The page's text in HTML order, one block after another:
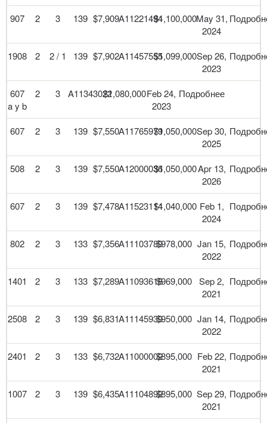
907 2 3 139 $7,909A11221494$1,100,000May 31,
2024
1908 2 2 / 1 139 $7,902A11457555$1,099,000Sep 26,
2023
607
a y b
2 3 A11343022$1,080,000Feb 24,
2023
Подробнее
607 2 3 139 $7,550A11765979$1,050,000Sep 30,
2025
508 2 3 139 $7,550A12000036$1,050,000Apr 13,
2026
607 2 3 139 $7,478A11523114$1,040,000 Feb 1,
2024
802 2 3 133 $7,356A11103789$978,000 Jan 15,
2022
1401 2 3 133 $7,289A11093618$969,000 Sep 2,
2021
2508 2 3 139 $6,831A11145939$950,000 Jan 14,
2022
2401 2 3 133 $6,732A11000002$895,000 Feb 22,
2021
1007 2 3 139 $6,435A11104892$895,000 Sep 29,
2021